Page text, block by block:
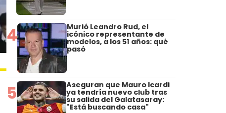
4 Murió Leandro Rud, el
icónico representante de
modelos, a los 51 años: qué
pasó
5 Aseguran que Mauro Icardi
ya tendría nuevo club tras
su salida del Galatasaray:
"Está buscando casa"